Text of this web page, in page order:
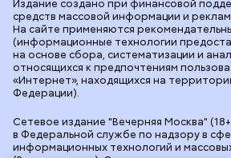
Сетевое издание "Вечерняя Москва"
в Федеральной службе по надзору в
информационных технологий и
Издание создано при финансовой
средств массовой информации и
На сайте применяются
(информационные технологии
на основе сбора, систематизации и
относящихся к предпочтениям
«Интернет», находящихся на
Федерации).